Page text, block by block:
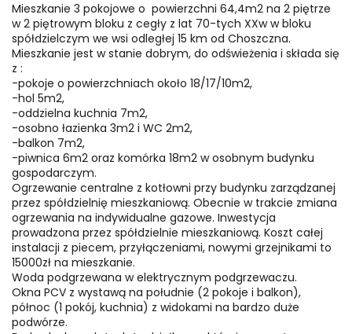
Mieszkanie 3 pokojowe o powierzchni 64,4m2 na 2 piętrze
w 2 piętrowym bloku z cegły z lat 70-tych XXw w bloku
spółdzielczym we wsi odległej 15 km od Choszczna.
Mieszkanie jest w stanie dobrym, do odświeżenia i składa się
z :
-pokoje o powierzchniach około 18/17/10m2,
-hol 5m2,
-oddzielna kuchnia 7m2,
-osobno łazienka 3m2 i WC 2m2,
-balkon 7m2,
-piwnica 6m2 oraz komórka 18m2 w osobnym budynku
gospodarczym.
Ogrzewanie centralne z kotłowni przy budynku zarządzanej
przez spółdzielnię mieszkaniową. Obecnie w trakcie zmiana
ogrzewania na indywidualne gazowe. Inwestycja
prowadzona przez spółdzielnie mieszkaniową. Koszt całej
instalacji z piecem, przyłączeniami, nowymi grzejnikami to
15000zł na mieszkanie.
Woda podgrzewana w elektrycznym podgrzewaczu.
Okna PCV z wystawą na południe (2 pokoje i balkon),
północ (1 pokój, kuchnia) z widokami na bardzo duże
podwórze.